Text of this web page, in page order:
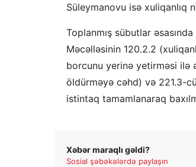
Süleymanovu isə xuliqanlıq
Toplanmış sübutlar
Məcəlləsinin 120.2.2
borcunu yerinə yetirməsi ilə
öldürməyə cəhd) və 221.3-
istintaq tamamlanaraq
Xəbər maraqlı gəldi?
Sosial şəbəkələrdə paylaşın